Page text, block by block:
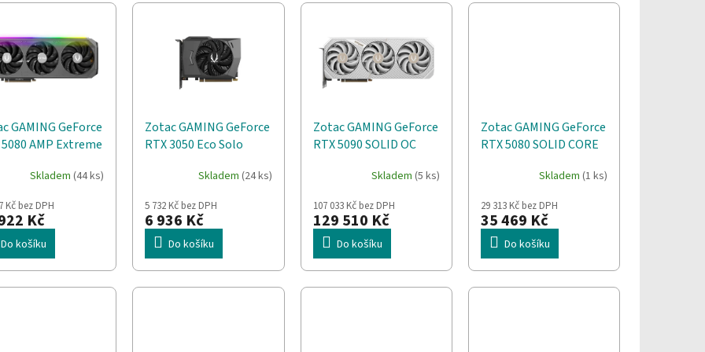
GAMING GeForce
5080 AMP Extreme
Skladem(44 ks)
Kč bez DPH
Kč
Do košíku
Zotac GAMING GeForce
RTX 3050 Eco Solo
Skladem (24 ks)
5 732 Kč bez DPH
6 936 Kč
Do košíku
Zotac GAMING GeForce
RTX 5090 SOLID OC
Skladem (5 ks)
107 033 Kč bez DPH
129 510 Kč
Do košíku
Zotac GAMING GeForce
RTX 5080 SOLID CORE
Skladem (1 ks)
29 313 Kč bez DPH
35 469 Kč
Do košíku